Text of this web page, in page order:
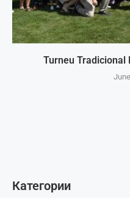
Turneu Tradicional
Категории